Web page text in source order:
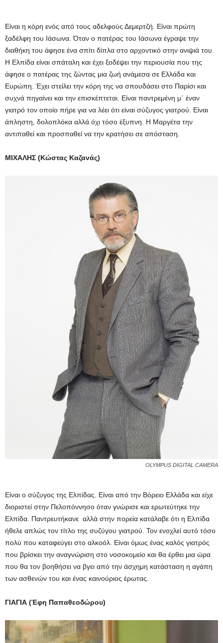
Είναι η κόρη ενός από τους αδελφούς Δεμερτζή. Είναι πρώτη
ξαδέλφη του Ιάσωνα. Όταν ο πατέρας του Ιάσωνα έγραψε την
διαθήκη του άφησε ένα σπίτι δίπλα στο αρχοντικό στην ανιψιά του.
Η Ελπίδα είναι σπάταλη και έχει ξοδέψει την περιουσία που της
άφησε ο πατέρας της ζώντας μια ζωή ανάμεσα σε Ελλάδα και
Ευρώπη. Έχει στείλει την κόρη της να σπουδάσει στο Παρίσι και
συχνά πηγαίνει και την επισκέπτεται. Είναι παντρεμένη μ΄ έναν
γιατρό τον οποίο πήρε για να λέει ότι είναι σύζυγος γιατρού. Είναι
άπληστη, δολοπλόκα αλλά όχι τόσο έξυπνη. Η Μαργέτα την
αντιπαθεί και προσπαθεί να την κρατήσει σε απόσταση.
ΜΙΧΑΛΗΣ (Κώστας Καζανάς)
OLYMPUS DIGITAL CAMERA
Είναι ο σύζυγος της Ελπίδας. Είναι από την Βόρειο Ελλάδα και είχε
διοριστεί στην Πελοπόννησο όταν γνώρισε και ερωτεύτηκε την
Ελπίδα. Παντρευτήκανε αλλά στην πορεία κατάλαβε ότι η Ελπίδα
ήθελε απλώς τον τίτλο της συζύγου γιατρού. Τον ενοχλεί αυτό τόσο
πολύ που καταφεύγει στο αλκοόλ. Είναι όμως ένας καλός γιατρός
που βρίσκει την αναγνώριση στο νοσοκομείο και θα έρθει μια ώρα
που θα τον βοηθήσει να βγει από την άσχημη κατάσταση η αγάπη
των ασθενών του και ένας καινούριος έρωτας.
ΓΙΑΓΙΑ (Έφη Παπαθεοδώρου)